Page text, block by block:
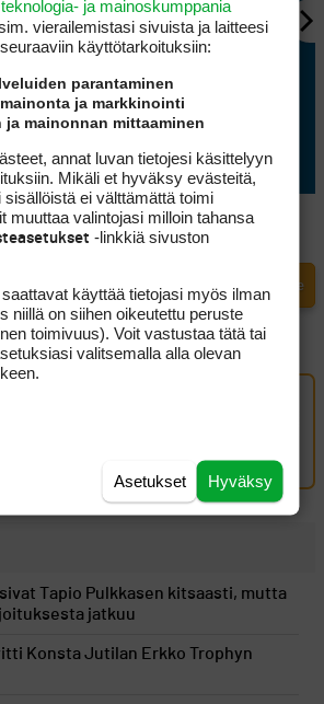
siivitti Konsta
Erkko Trophyn
uutiskirje
Tapio Pulkkasen kitsaasti, mutta
jatkuu
Konsta Jutilan Erkko Trophyn
ja mainoskumppania
vierailemis­tasi sivuista ja laitteesi
käyttötarkoituksiin:
parantaminen
ja markkinointi
ja mainonnan mittaaminen
annat luvan tietojesi käsittelyyn
Mikäli et hyväksy evästeitä,
sisällöistä ei välttämättä toimi
muuttaa valintojasi milloin tahansa
-linkkiä sivuston
käyttää tietojasi myös ilman
niillä on siihen oikeutettu peruste
toimivuus). Voit vastustaa tätä tai
valitsemalla alla olevan
Hyväksy
Asetukset